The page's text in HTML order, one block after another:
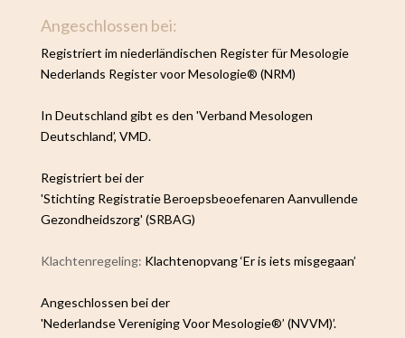
Angeschlossen bei:
Registriert im niederländischen Register für Mesologie
Nederlands Register voor Mesologie® (NRM)
In Deutschland gibt es den 'Verband Mesologen
Deutschland’, VMD.
Registriert bei der
'Stichting Registratie Beroepsbeoefenaren Aanvullende
Gezondheidszorg' (SRBAG)
Klachtenregeling: Klachtenopvang ‘Er is iets misgegaan’
Angeschlossen bei der
'Nederlandse Vereniging Voor Mesologie®’ (NVVM)’.